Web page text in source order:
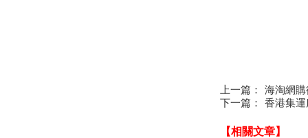
上一篇：
海淘網
下一篇：
香港集
【相關文章】